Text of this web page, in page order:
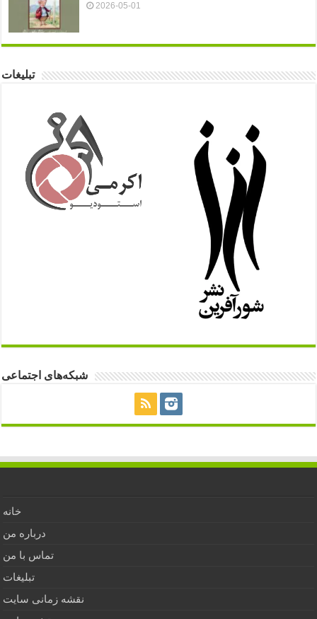
2026-05-01
تبلیغات
شبکه‌های اجتماعی
خانه
درباره من
تماس با من
تبلیغات
نقشه زمانی سایت